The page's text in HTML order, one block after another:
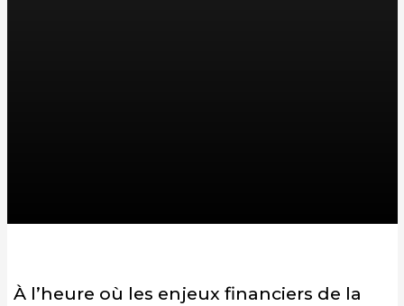
À l’heure où les enjeux financiers de la